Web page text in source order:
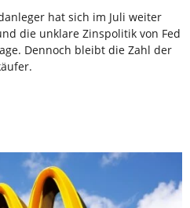
hat sich im Juli weiter
die unklare Zinspolitik von Fed
Dennoch bleibt die Zahl der